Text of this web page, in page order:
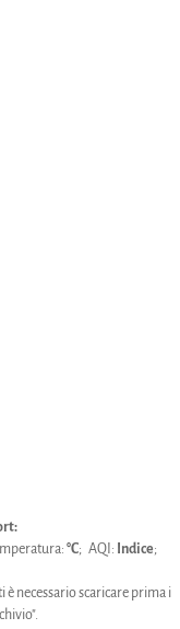
°C; AQI: Indice;
necessario scaricare prima i